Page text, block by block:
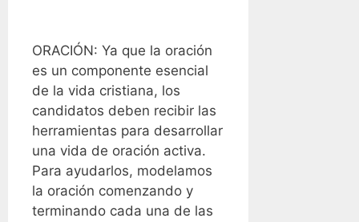
ORACIÓN: Ya que la oración
es un componente esencial
de la vida cristiana, los
candidatos deben recibir las
herramientas para desarrollar
una vida de oración activa.
Para ayudarlos, modelamos
la oración comenzando y
terminando cada una de las